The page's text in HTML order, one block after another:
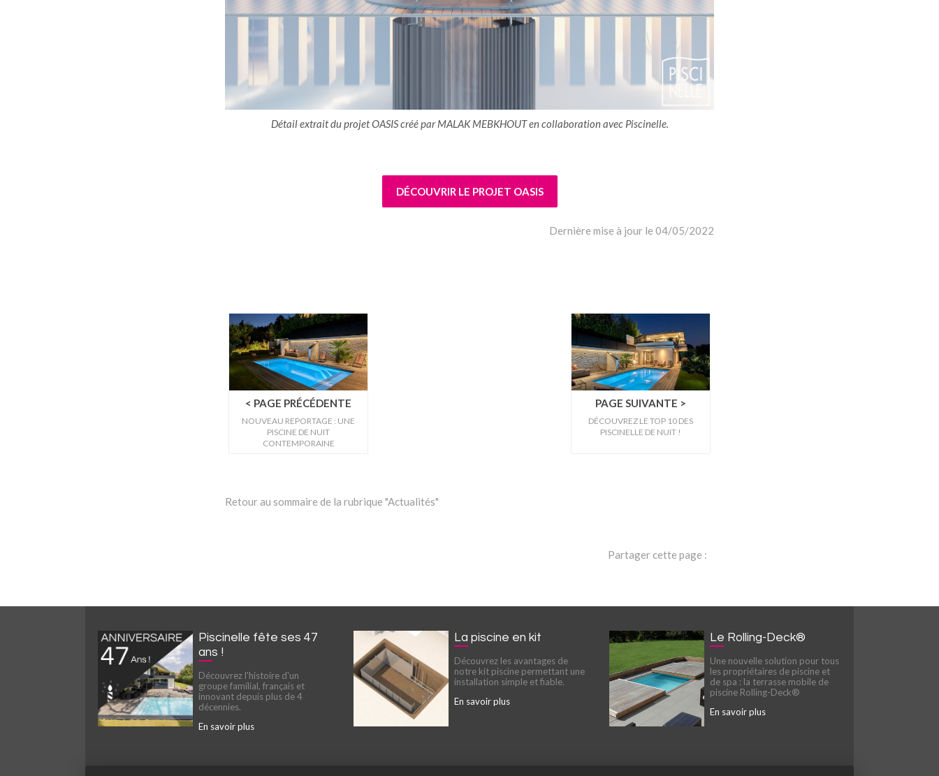
Détail extrait du projet OASIS créé par MALAK MEBKHOUT en collaboration avec Piscinelle.
DÉCOUVRIR LE PROJET OASIS
Dernière mise à jour le 04/05/2022
< PAGE PRÉCÉDENTE
NOUVEAU REPORTAGE : UNE
PISCINE DE NUIT
CONTEMPORAINE
PAGE SUIVANTE >
DÉCOUVREZ LE TOP 10 DES
PISCINELLE DE NUIT !
Retour au sommaire de la rubrique "Actualités"
Partager cette page :
Piscinelle fête ses 47
ans !
Découvrez l'histoire d'un
groupe familial, français et
innovant depuis plus de 4
décennies.
En savoir plus
La piscine en kit
Découvrez les avantages de
notre kit piscine permettant une
installation simple et fiable.
En savoir plus
Le Rolling-Deck®
Une nouvelle solution pour tous
les propriétaires de piscine et
de spa : la terrasse mobile de
piscine Rolling-Deck®
En savoir plus